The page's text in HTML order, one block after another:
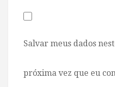
Salvar meus dados
próxima vez que eu